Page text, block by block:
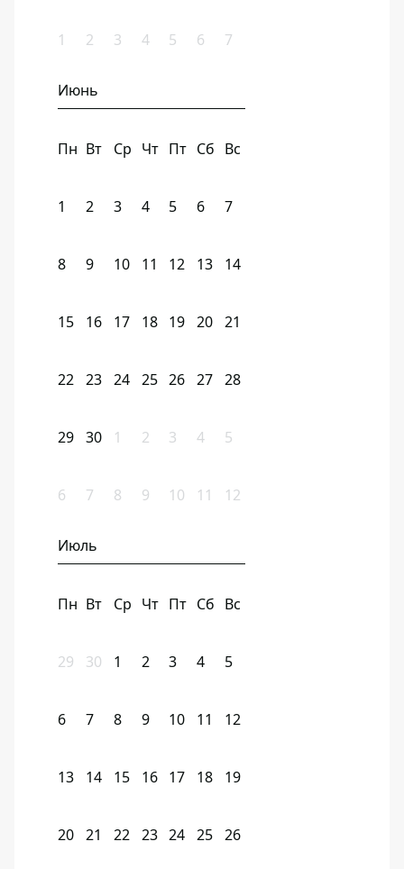
1 2 3 4 5 6 7
Июнь
Пн Вт Ср Чт Пт Сб Вс
1 2 3 4 5 6 7
8 9 10 11 12 13 14
15 16 17 18 19 20 21
22 23 24 25 26 27 28
29 30 1 2 3 4 5
6 7 8 9 10 11 12
Июль
Пн Вт Ср Чт Пт Сб Вс
29 30 1 2 3 4 5
6 7 8 9 10 11 12
13 14 15 16 17 18 19
20 21 22 23 24 25 26